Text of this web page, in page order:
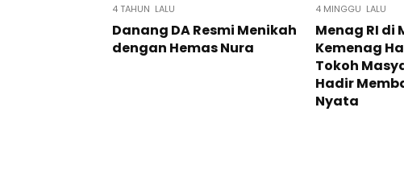
4 TAHUN LALU
Danang DA Resmi Menikah
dengan Hemas Nura
4 MINGGU LALU
Menag RI di
Kemenag
Tokoh
Hadir
Nyata